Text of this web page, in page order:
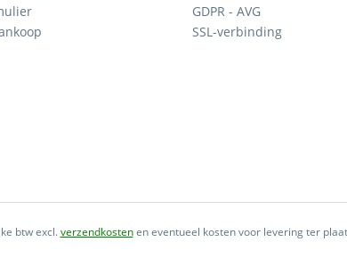
GDPR - AVG
SSL-verbinding
btw excl.verzendkostenen eventueel kosten voor levering ter